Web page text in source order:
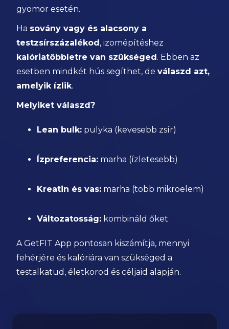
gyomor esetén.
Ha sovány vagy és alacsony a
testzsírszázalékod, izomépítéshez
kalóriatöbbletre van szükséged. Ebben az
esetben mindkét hús segíthet, deválaszd azt,
amelyik ízlik.
Melyiket válaszd?
Lean bulk: pulyka (kevesebb zsír)
Ízpreferencia: marha (ízletesebb)
Kreatin és vas: marha (több mikroelem)
Változatosság: kombináld őket
A GetFIT App pontosan kiszámítja, mennyi
fehérjére és kalóriára van szükséged a
testalkatud, életkorod és céljaid alapján.